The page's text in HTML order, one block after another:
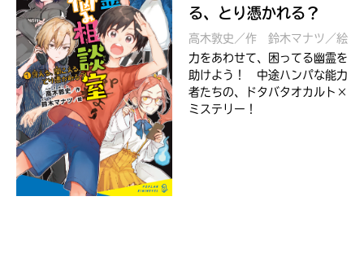
る、とり憑かれる？
高木敦史／作
鈴木マナツ／絵
力をあわせて、困ってる幽霊を
助けよう！ 中途ハンパな能力
者たちの、ドタバタオカルト×
ミステリー！